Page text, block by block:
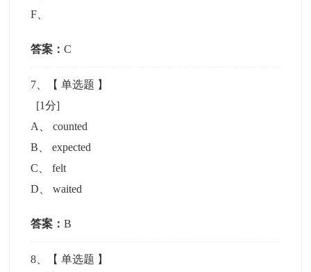
F
答案：C
7 、【单选题 】
[1分]
A
、counted
B 、expected
C 、felt
D 、waited
答案：B
8 、【单选题 】